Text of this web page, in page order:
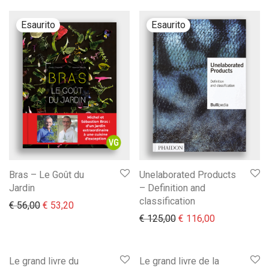
Bras – Le Goût du
Jardin
€56,00 Il prezzo originale era: € 56,00.
€ 53,20Il prezzo attuale è: € 53,20.
Unelaborated Products
– Definition and
classification
€125,00 Il prezzo originale
€ 116,00Il prezzo
Le grand livre du
Le grand livre de la